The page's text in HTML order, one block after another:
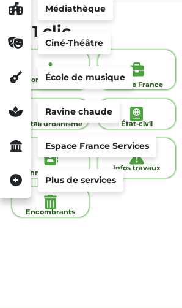
Médiathèque
Ciné-Théâtre
École de musique
Ravine chaude
Espace France Services
Plus de services
En 1 clic
Portail famille
Espace France
Services
Portail urbanisme État-civil
Annuaire de la
ville
Infos travaux
Encombrants